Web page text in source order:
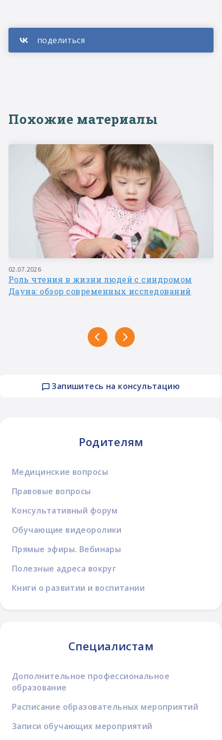
Запишитесь на консультацию
Родителям
Медицинские вопросы
Правовые вопросы
Консультативный форум
Обучающие видеоролики
Прямые эфиры. Вебинары
Полезные адреса вокруг
Книги о развитии и воспитании
Специалистам
Дополнительное профессиональное
образование
Расписание образовательных мероприятий
Записи обучающих мероприятий
Похожие материалы
02.07.2026
Роль чтения в жизни людей с синдромом
Дауна: обзор современных исследований